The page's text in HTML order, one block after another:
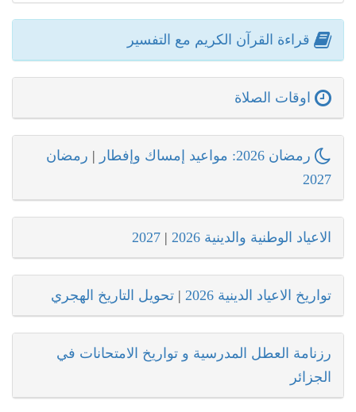
قراءة القرآن الكريم مع التفسير
اوقات الصلاة
رمضان 2026: مواعيد إمساك وإفطار | رمضان
2027
الاعياد الوطنية والدينية 2026 |
2027
تواريخ الاعياد الدينية 2026 | تحويل التاريخ الهجري
رزنامة العطل المدرسية و تواريخ الامتحانات في
الجزائر